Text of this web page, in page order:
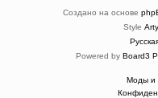
Создано на основе
Style Arty
Powered by Board3
Моды и